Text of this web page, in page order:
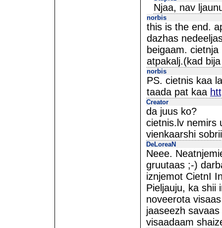
Njaa, nav
norbis
this is the end.
dazhas
beigaam.
atpakalj.(kad
norbis
PS. cietnis kaa
taada pat kaa
Creator
da juus ko?
cietnis.lv nemirs
vienkaarshi
DeLoreaN
Neee.
gruutaas ;-)
iznjemot CietnI
Pieljauju, ka shii
noveerota
jaaseezh
visaadaam